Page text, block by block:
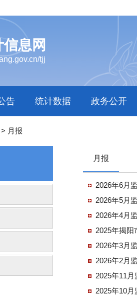
息网
tjj
告 统计数据 政务公开
> 月报
月报
2026年6月
2026年5月
2026年4月
2025年揭阳
2026年3月
2026年2月
2025年11
2025年10